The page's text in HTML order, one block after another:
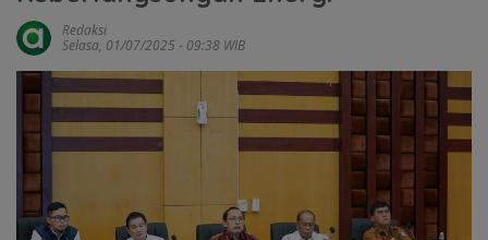
Redaksi
Selasa, 01/07/2025 - 09:38 WIB